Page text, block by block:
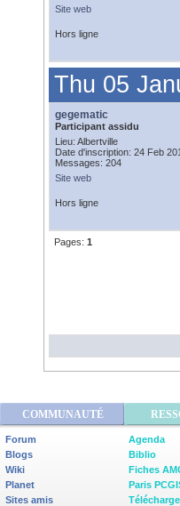
Site web
Hors ligne
Thu 05
gegematic
Participant assidu
Lieu: Albertville
Date d'inscription: 24 Feb
Messages: 204
Site web
Hors ligne
Pages: 1
COMMUNAUTÉ
Forum
Blogs
Wiki
Planet
Sites amis
Agenda
Biblio
Fiches
Paris